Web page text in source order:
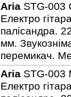
Aria STG-003
Електро
палісандра.
мм.
перемикач.
Aria STG-003
Електро